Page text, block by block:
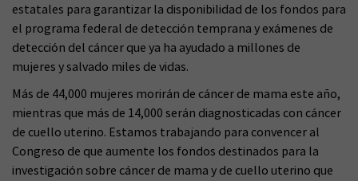
estatales para garantizar la disponibilidad de los fondos para
el programa federal de detección temprana y exámenes de
detección del cáncer que ya ha ayudado a millones de
mujeres y salvado miles de vidas.
Más de 44,000 mujeres morirán de cáncer de mama este año,
mientras que más de 14,000 serán diagnosticadas con cáncer
de cuello uterino. Estamos trabajando para convencer al
Congreso de que aumente los fondos destinados para la
investigación sobre cáncer de mama y de cuello uterino que